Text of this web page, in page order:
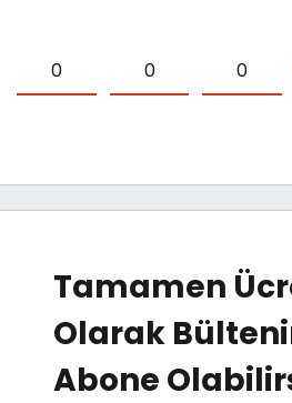
0 0 0
Tamamen
Olarak
Abone